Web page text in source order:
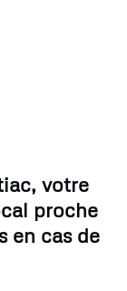
votre
proche
en cas de